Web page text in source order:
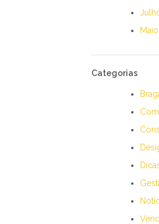
Categorias